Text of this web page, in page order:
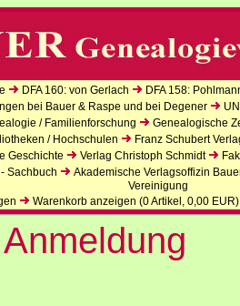
DFA 160: von Gerlach
DFA 158:
bei Bauer & Raspe und bei Degener
/ Familienforschung
Genealogische
/ Hochschulen
Franz Schubert
Geschichte Verlag Christoph Schmidt
Sachbuch
Akademische Verlagsoffizin
Vereinigung
Warenkorb anzeigen (0Artikel, 0,00 EUR)
Anmeldung